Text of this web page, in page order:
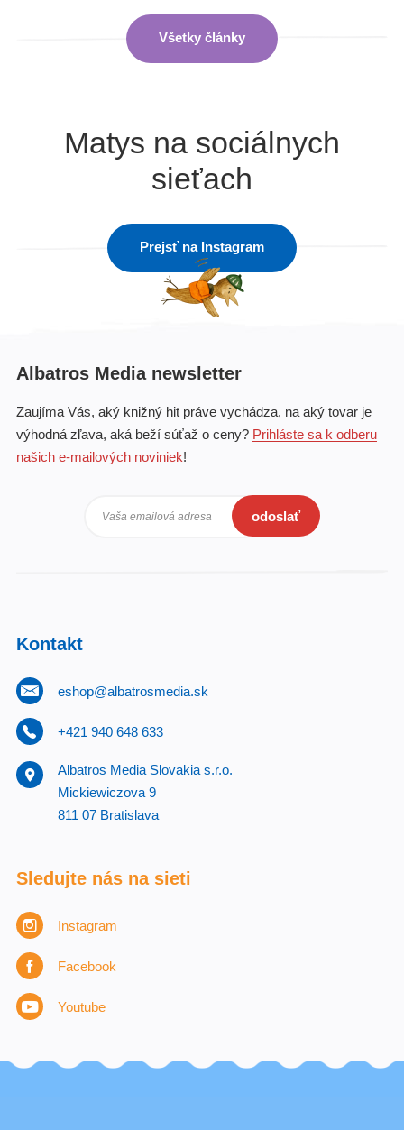
Všetky články
Matys na sociálnych
sieťach
Prejsť na Instagram
Albatros Media newsletter
Zaujíma Vás, aký knižný hit práve vychádza, na aký tovar je
výhodná zľava, aká beží súťaž o ceny? Prihláste sa k odberu
našich e-mailových noviniek!
Vaša emailová adresa odoslať
Kontakt
eshop@albatrosmedia.sk
+421 940 648 633
Albatros Media Slovakia s.r.o.
Mickiewiczova 9
811 07 Bratislava
Sledujte nás na sieti
Instagram
Facebook
Youtube